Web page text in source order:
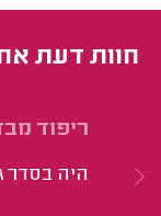
חוות דעת
ריפוד
היה בסדר